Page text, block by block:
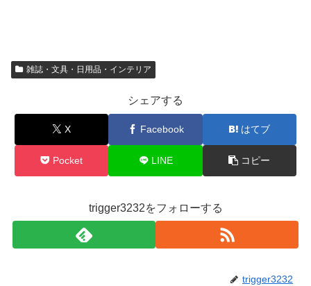
雑誌・文具・日用品・インテリア
シェアする
X Facebook はてブ
Pocket LINE コピー
trigger3232をフォローする
trigger3232